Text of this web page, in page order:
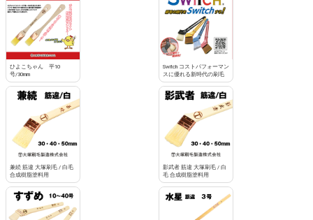
カートへ進む
ひよこちゃん 平10
号/30mm
Switch コストパフォーマン
スに優れる新時代の刷毛
兼続 筋違 大塚刷毛 / 白毛
合成樹脂塗料用
影武者 筋違 大塚刷毛 / 白
毛 合成樹脂塗料用